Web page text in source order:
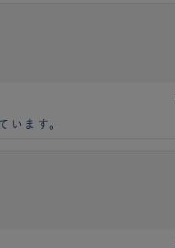
います。